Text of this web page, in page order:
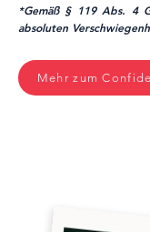
*Gemäß § 119 Abs. 4
absoluten
Mehr zum